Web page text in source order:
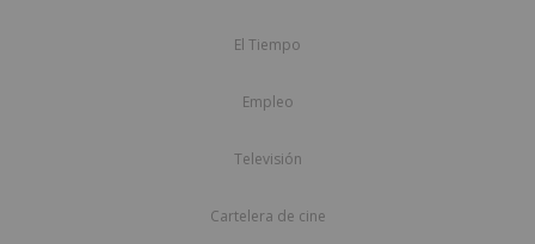
El Tiempo
Empleo
Televisión
Cartelera de cine